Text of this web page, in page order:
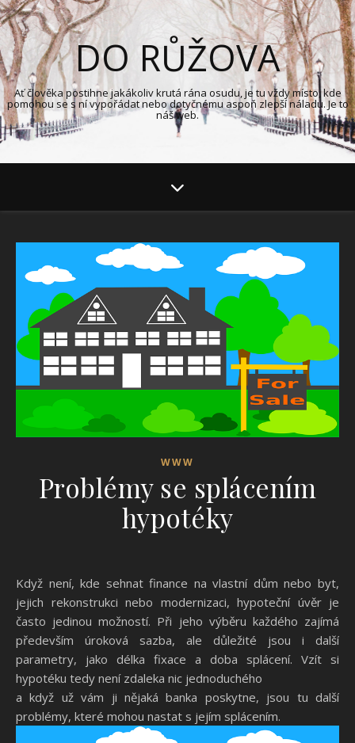
DO RŮŽOVA
Ať člověka postihne jakákoliv krutá rána osudu, je tu vždy místo, kde
pomohou se s ní vypořádat nebo dotyčnému aspoň zlepší náladu. Je to
náš web.
WWW
Problémy se splácením
hypotéky
Když není, kde sehnat finance na vlastní dům nebo byt,
jejich rekonstrukci nebo modernizaci, hypoteční úvěr je
často jedinou možností. Při jeho výběru každého zajímá
především úroková sazba, ale důležité jsou i další
parametry, jako délka fixace a doba splácení. Vzít si
hypotéku tedy není zdaleka nic jednoduchého
a když už vám ji nějaká banka poskytne, jsou tu další
problémy, které mohou nastat s jejím splácením.